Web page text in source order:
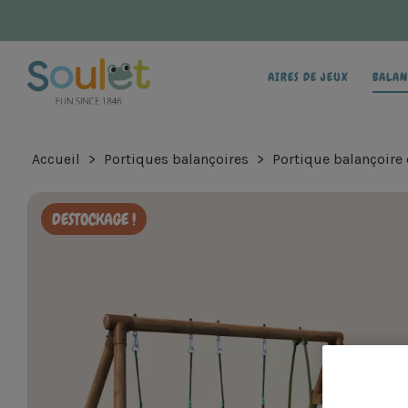
AIRES DE JEUX
Accueil Portiques balançoires Portique balançoire
DESTOCKAGE !